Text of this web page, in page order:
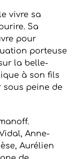
vivre sa
Sa
pour
porteuse
la belle-
à son fils
sous peine de
Anne-
Aurélien